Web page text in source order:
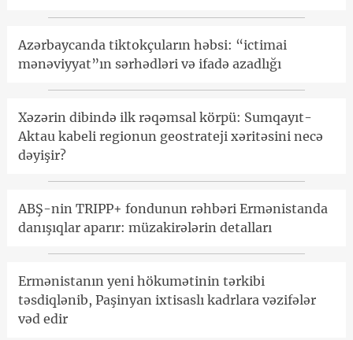
Azərbaycanda tiktokçuların həbsi: “ictimai
mənəviyyat”ın sərhədləri və ifadə azadlığı
Xəzərin dibində ilk rəqəmsal körpü: Sumqayıt-
Aktau kabeli regionun geostrateji xəritəsini necə
dəyişir?
ABŞ-nin TRIPP+ fondunun rəhbəri Ermənistanda
danışıqlar aparır: müzakirələrin detalları
Ermənistanın yeni hökumətinin tərkibi
təsdiqlənib, Paşinyan ixtisaslı kadrlara vəzifələr
vəd edir